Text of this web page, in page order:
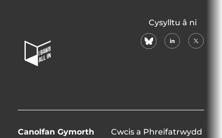
Home
Page
Cysylltu â ni
blueskylinkedin
X
Canolfan Gymorth
Cwcis a Phreifatrwydd